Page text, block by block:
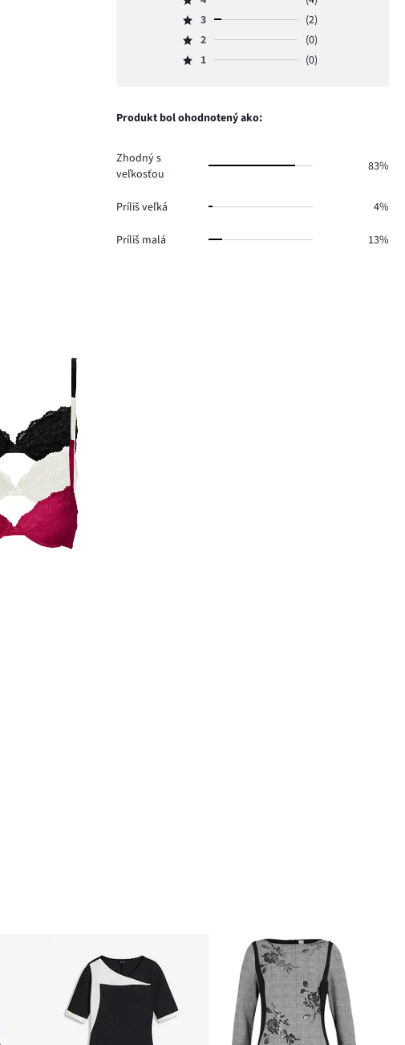
počet
hlasov
Hodnotenie
4,
počet
hlasov
Hodnotenie
3,
počet
3
(2)
Hodnotenie
2,
0.
2
(0)
Hodnotenie
hlasov
1 (0)
Produkt bol ohodnotený ako:
Zhodný s
veľkosťou
83%
Príliš veľká 4%
Príliš malá 13%